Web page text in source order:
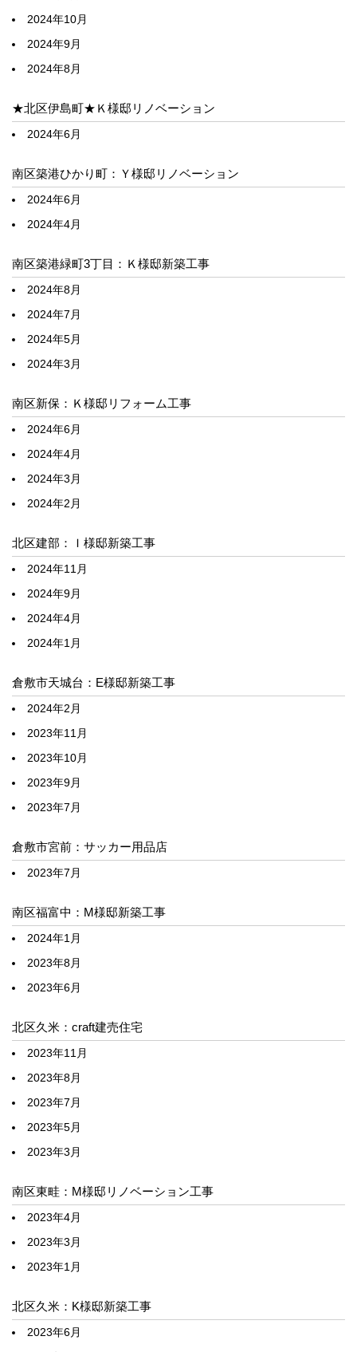
2024年10月
2024年9月
2024年8月
★北区伊島町★Ｋ様邸リノベーション
2024年6月
南区築港ひかり町：Ｙ様邸リノベーション
2024年6月
2024年4月
南区築港緑町3丁目：Ｋ様邸新築工事
2024年8月
2024年7月
2024年5月
2024年3月
南区新保：Ｋ様邸リフォーム工事
2024年6月
2024年4月
2024年3月
2024年2月
北区建部：Ｉ様邸新築工事
2024年11月
2024年9月
2024年4月
2024年1月
倉敷市天城台：E様邸新築工事
2024年2月
2023年11月
2023年10月
2023年9月
2023年7月
倉敷市宮前：サッカー用品店
2023年7月
南区福富中：M様邸新築工事
2024年1月
2023年8月
2023年6月
北区久米：craft建売住宅
2023年11月
2023年8月
2023年7月
2023年5月
2023年3月
南区東畦：M様邸リノベーション工事
2023年4月
2023年3月
2023年1月
北区久米：K様邸新築工事
2023年6月